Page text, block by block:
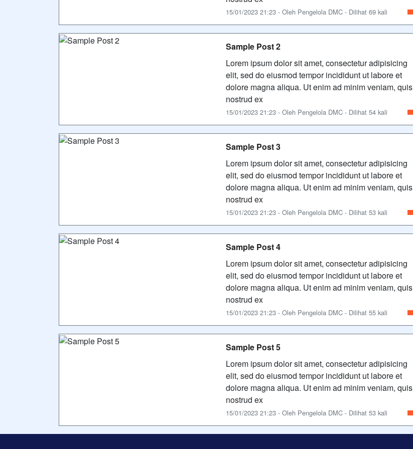
15/01/2023 21:23 - Oleh Pengelola DMC - Dilihat 69 kali
Sample Post 2
Lorem ipsum dolor sit amet, consectetur adipisicing
elit, sed do eiusmod tempor incididunt ut labore et
dolore magna aliqua. Ut enim ad minim veniam, quis
nostrud ex
15/01/2023 21:23 - Oleh Pengelola DMC - Dilihat 54 kali
Sample Post 3
Lorem ipsum dolor sit amet, consectetur adipisicing
elit, sed do eiusmod tempor incididunt ut labore et
dolore magna aliqua. Ut enim ad minim veniam, quis
nostrud ex
15/01/2023 21:23 - Oleh Pengelola DMC - Dilihat 53 kali
Sample Post 4
Lorem ipsum dolor sit amet, consectetur adipisicing
elit, sed do eiusmod tempor incididunt ut labore et
dolore magna aliqua. Ut enim ad minim veniam, quis
nostrud ex
15/01/2023 21:23 - Oleh Pengelola DMC - Dilihat 55 kali
Sample Post 5
Lorem ipsum dolor sit amet, consectetur adipisicing
elit, sed do eiusmod tempor incididunt ut labore et
dolore magna aliqua. Ut enim ad minim veniam, quis
nostrud ex
15/01/2023 21:23 - Oleh Pengelola DMC - Dilihat 53 kali